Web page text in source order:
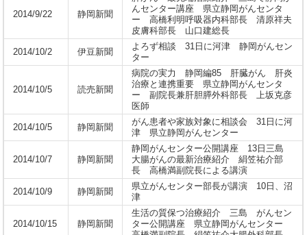
2014/9/22 静岡新聞
んセンター講座 県立静岡がんセンタ
ー 高橋利明呼吸器内科部長 清原祥夫
皮膚科部長 山口建総長
2014/10/2 伊豆新聞
よろず相談 31日に河津 静岡がんセン
ター
2014/10/5 読売新聞
病院の実力 静岡編85 肝臓がん 肝炎
治療と連携重要 県立静岡がんセンタ
ー 副院長兼肝胆膵外科部長 上坂克彦
医師
2014/10/5 静岡新聞
がん患者や家族対象に相談会 31日に河
津 県立静岡がんセンター
2014/10/7 静岡新聞
静岡がんセンター公開講座 13日三島
大腸がんの最新治療紹介 絹笠祐介部
長 高橋満副院長による講演
2014/10/9 静岡新聞
県立がんセンター部長が講演 10日、沼
津
2014/10/15 静岡新聞
生活の質保つ治療紹介 三島 がんセン
ター公開講座 県立静岡がんセンター